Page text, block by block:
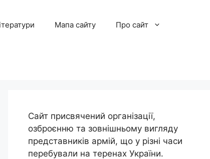
Мапа сайту Про сайт
Сайт присвячений організації,
озброєнню та зовнішньому вигляду
представників армій, що у різні часи
перебували на теренах України.